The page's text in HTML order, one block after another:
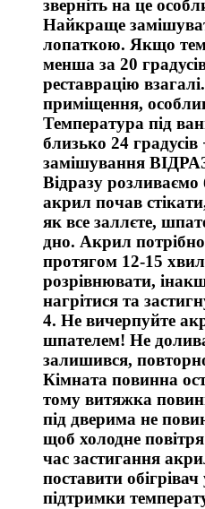
зверніть на це
Найкраще
лопаткою. Якщо
менша за 20
реставрацію
приміщення,
Температура під
близько 24
замішування
Відразу
акрил почав
як все заллєте,
дно. Акрил
протягом 12-15
розрівнювати,
нагрітися та
4. Не вичерпуйте
шпателем! Не
залишився,
Кімната повинна
тому витяжка
під дверима не
щоб холодне
час застигання
поставити
підтримки